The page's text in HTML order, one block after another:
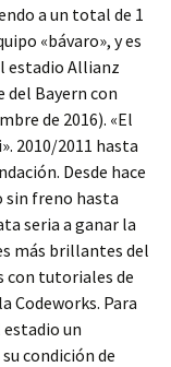
a un total de 1
«bávaro», y es
estadio Allianz
del Bayern con
de 2016). «El
2010/2011 hasta
Desde hace
sin freno hasta
seria a ganar la
más brillantes del
con tutoriales de
Codeworks. Para
un
condición de